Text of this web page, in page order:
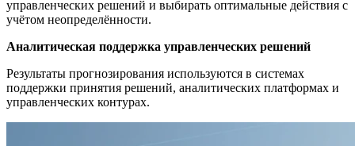
управленческих решений и выбирать оптимальные действия с
учётом неопределённости.
Аналитическая поддержка управленческих решений
Результаты прогнозирования используются в системах
поддержки принятия решений, аналитических платформах и
управленческих контурах.